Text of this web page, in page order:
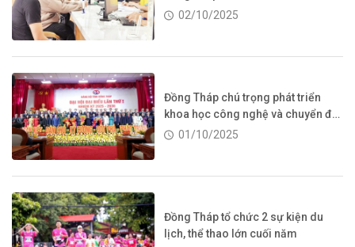
02/10/2025
Đồng Tháp chú trọng phát triển
khoa học công nghệ và chuyển đổi
số 01/10/2025
Đồng Tháp tổ chức 2 sự kiện du
lịch, thể thao lớn cuối năm